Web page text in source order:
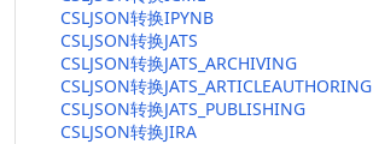
CSLJSON转换IPYNB
CSLJSON转换JATS
CSLJSON转换JATS_ARCHIVING
CSLJSON转换JATS_ARTICLEAUTHORING
CSLJSON转换JATS_PUBLISHING
CSLJSON转换JIRA